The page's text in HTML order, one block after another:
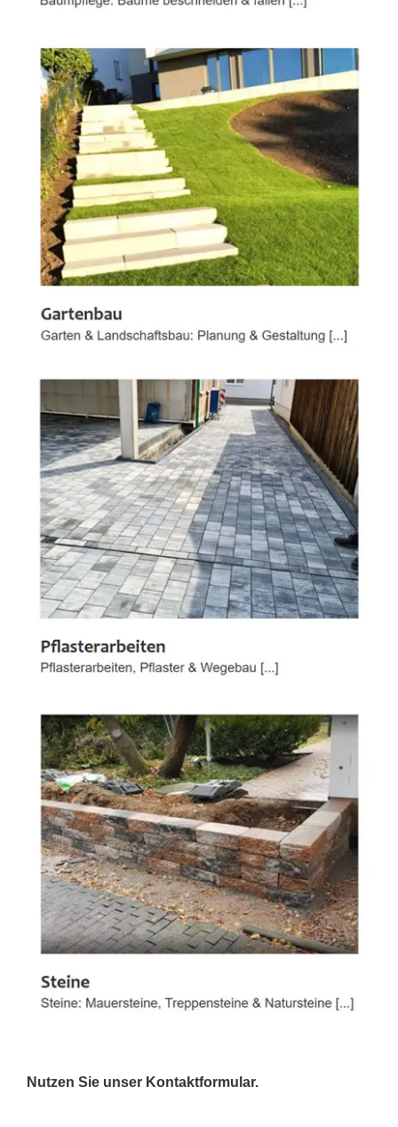
Nutzen Sie unser Kontaktformular.